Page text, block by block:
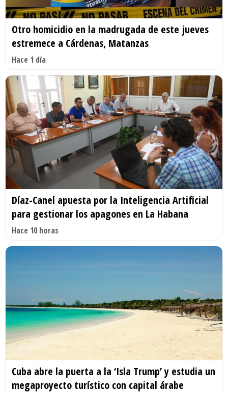
Otro homicidio en la madrugada de este jueves
estremece a Cárdenas, Matanzas
Hace 1 día
Díaz-Canel apuesta por la Inteligencia Artificial
para gestionar los apagones en La Habana
Hace 10 horas
Cuba abre la puerta a la ‘Isla Trump’ y estudia un
megaproyecto turístico con capital árabe